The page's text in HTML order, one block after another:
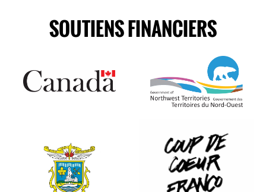
SOUTIENS FINANCIERS